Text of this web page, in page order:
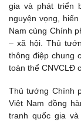
gia và phát triển
nguyện vọng,
Nam cùng Chính
– xã hội. Thủ
thông điệp chung
toàn thể CNVCLĐ
Thủ tướng Chính
Việt Nam đồng
tranh quốc gia